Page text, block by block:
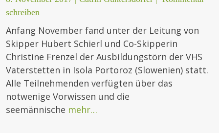
schreiben
Anfang November fand unter der Leitung von
Skipper Hubert Schierl und Co-Skipperin
Christine Frenzel der Ausbildungstörn der VHS
Vaterstetten in Isola Portoroz (Slowenien) statt.
Alle Teilnehmenden verfügten über das
notwenige Vorwissen und die
seemännische mehr…